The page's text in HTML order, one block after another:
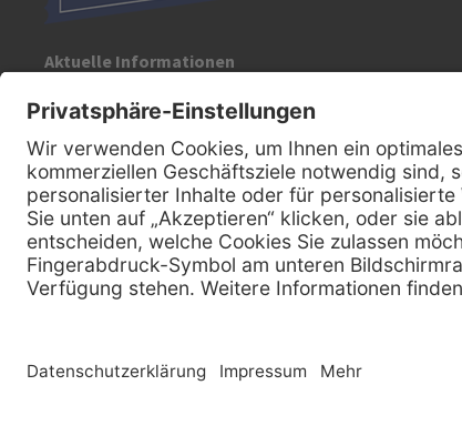
Aktuelle Informationen
Kontakt
MediQuick Arzt- und Krankenhausbedarfshandel GmbH
Hans-Wunderlich-Straße 7
D-49078 Osnabrück
E-Mail: info @ mediquick.de